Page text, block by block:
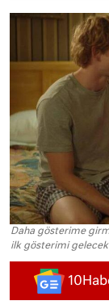
Daha gösterime
ilk gösterimi gelecek